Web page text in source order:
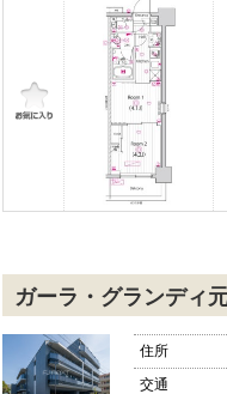
ガーラ・グランディ
住所
交通